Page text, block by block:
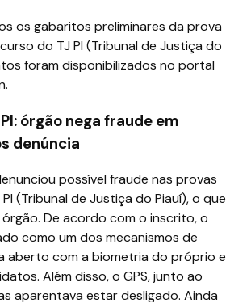
os gabaritos preliminares da prova
do TJ PI (Tribunal de Justiça do
foram disponibilizados no portal
órgão nega fraude em
denúncia
possível fraude nas provas
(Tribunal de Justiça do Piauí), o que
De acordo com o inscrito, o
como um dos mecanismos de
aberto com a biometria do próprio e
Além disso, o GPS, junto ao
aparentava estar desligado. Ainda